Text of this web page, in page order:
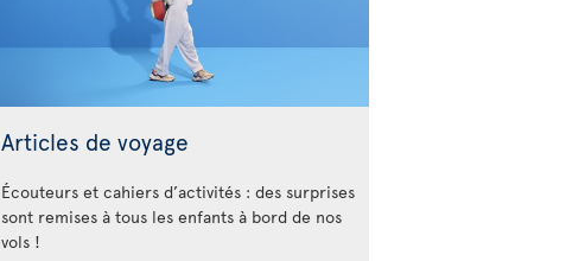
Articles de voyage
Écouteurs et cahiers d’activités : des surprises
sont remises à tous les enfants à bord de nos
vols !